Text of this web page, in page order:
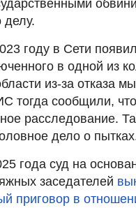
делу.
году в Сети
в одной из
из-за отказа
тогда сообщили,
расследование.
дело о
года суд на
заседателей
приговор в